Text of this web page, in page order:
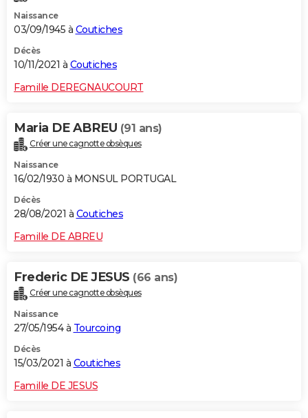
Naissance
03/09/1945 à Coutiches
Décès
10/11/2021 à Coutiches
Famille DEREGNAUCOURT
Maria DE ABREU (91 ans)
Créer une cagnotte obsèques
Naissance
16/02/1930 à MONSUL PORTUGAL
Décès
28/08/2021 à Coutiches
Famille DE ABREU
Frederic DE JESUS (66 ans)
Créer une cagnotte obsèques
Naissance
27/05/1954 à Tourcoing
Décès
15/03/2021 à Coutiches
Famille DE JESUS